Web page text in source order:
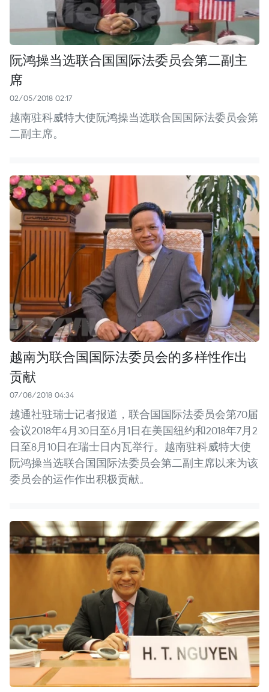
阮鸿操当选联合国国际法委员会第二副主
席
02/05/2018 02:17
越南驻科威特大使阮鸿操当选联合国国际法委员会第
二副主席。
越南为联合国国际法委员会的多样性作出
贡献
07/08/2018 04:34
越通社驻瑞士记者报道，联合国国际法委员会第70届
会议2018年4月30日至6月1日在美国纽约和2018年7月2
日至8月10日在瑞士日内瓦举行。越南驻科威特大使
阮鸿操当选联合国国际法委员会第二副主席以来为该
委员会的运作作出积极贡献。